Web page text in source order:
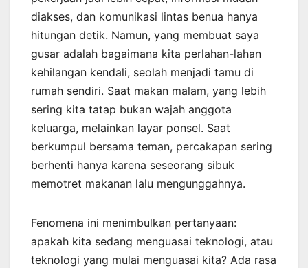
diakses, dan komunikasi lintas benua hanya
hitungan detik. Namun, yang membuat saya
gusar adalah bagaimana kita perlahan-lahan
kehilangan kendali, seolah menjadi tamu di
rumah sendiri. Saat makan malam, yang lebih
sering kita tatap bukan wajah anggota
keluarga, melainkan layar ponsel. Saat
berkumpul bersama teman, percakapan sering
berhenti hanya karena seseorang sibuk
memotret makanan lalu mengunggahnya.
Fenomena ini menimbulkan pertanyaan:
apakah kita sedang menguasai teknologi, atau
teknologi yang mulai menguasai kita? Ada rasa